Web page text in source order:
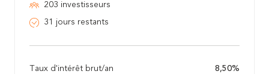
203 investisseurs
31 jours restants
Taux d'intérêt brut/an 8,50%